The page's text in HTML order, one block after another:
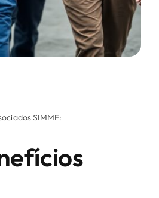
SIMME: